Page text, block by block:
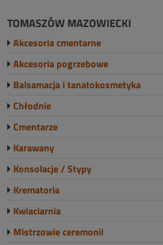
TOMASZÓW MAZOWIECKI
Akcesoria cmentarne
Akcesoria pogrzebowe
Balsamacja i tanatokosmetyka
Chłodnie
Cmentarze
Karawany
Konsolacje / Stypy
Krematoria
Kwiaciarnia
Mistrzowie ceremonii